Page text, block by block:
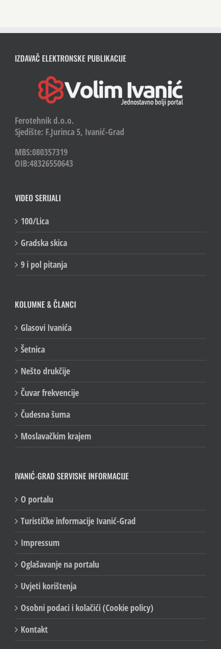
IZDAVAČ ELEKTRONSKE PUBLIKACIJE
Ferotehnik d.o.o.
Sjedište: F.Jurinca 5, Ivanić-Grad
MBS:080357319
OIB:48326550643
VIDEO SERIJALI
100/Lica
Gradska skica
9 i pol pitanja
KOLUMNE & ČLANCI
Glasovi Ivanića
Šetnica
Nešto drukčije
Čuvar frekvencije
Čudesna šuma
Moslavačkim krajem
IVANIĆ-GRAD SERVISNE INFORMACIJE
O portalu
Turističke informacije Ivanić-Grad
Impressum
Oglašavanje na portalu
Uvjeti korištenja
Osobni podaci i kolačići (Cookie policy)
Kontakt